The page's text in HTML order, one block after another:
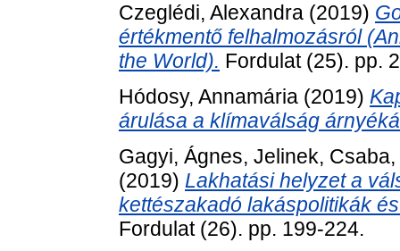
Czeglédi, Alexandra (2019)
értékmentő felhalmozásról
the World). Fordulat (25). pp.
Hódosy, Annamária (2019)
árulása a klímaválság
Gagyi, Ágnes, Jelinek, Csaba,
(2019) Lakhatási helyzet a
kettészakadó lakáspolitikák
Fordulat (26). pp. 199-224.